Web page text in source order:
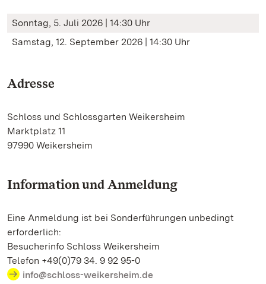
Sonntag, 5. Juli 2026 | 14:30 Uhr
Samstag, 12. September 2026 | 14:30 Uhr
Adresse
Schloss und Schlossgarten Weikersheim
Marktplatz 11
97990 Weikersheim
Information und Anmeldung
Eine Anmeldung ist bei Sonderführungen unbedingt
erforderlich:
Besucherinfo Schloss Weikersheim
Telefon +49(0)79 34. 9 92 95-0
info@schloss-weikersheim.de